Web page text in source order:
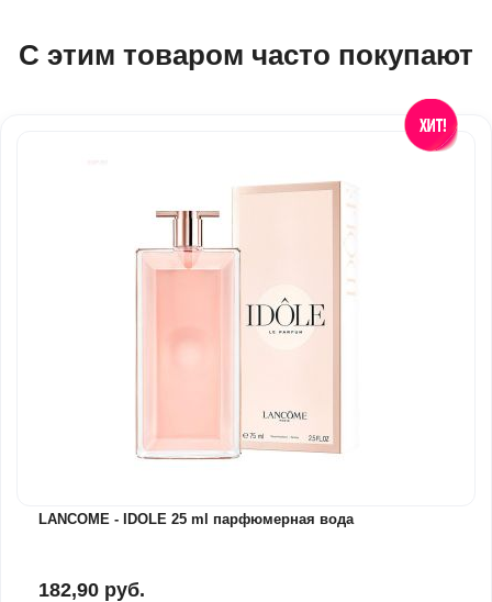
С этим товаром часто покупают
LANCOME - IDOLE 25 ml парфюмерная вода
182,90 руб.